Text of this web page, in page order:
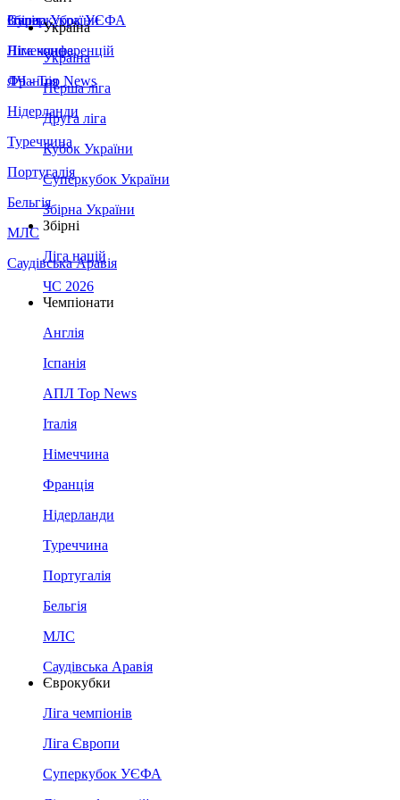
Збірна України
Італія
Німеччина
Франція
Нідерланди
Туреччина
Португалія
Бельгія
МЛС
Саудівська Аравія
Суперкубок УЄФА
Ліга конференцій
ЛЧ - Top News
Україна
Україна
Перша ліга
Друга ліга
Кубок України
Суперкубок України
Збірна України
Збірні
Ліга націй
ЧС 2026
Чемпіонати
Англія
Іспанія
АПЛ Top News
Італія
Німеччина
Франція
Нідерланди
Туреччина
Португалія
Бельгія
МЛС
Саудівська Аравія
Єврокубки
Ліга чемпіонів
Ліга Європи
Суперкубок УЄФА